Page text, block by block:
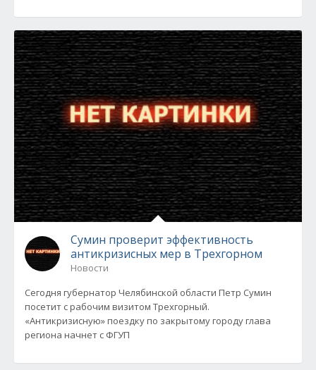
Сумин проверит эффективность
антикризисных мер в Трехгорном
Новости
Сегодня губернатор Челябинской области Петр Сумин
посетит с рабочим визитом Трехгорный.
«Антикризисную» поездку по закрытому городу глава
региона начнет с ФГУП